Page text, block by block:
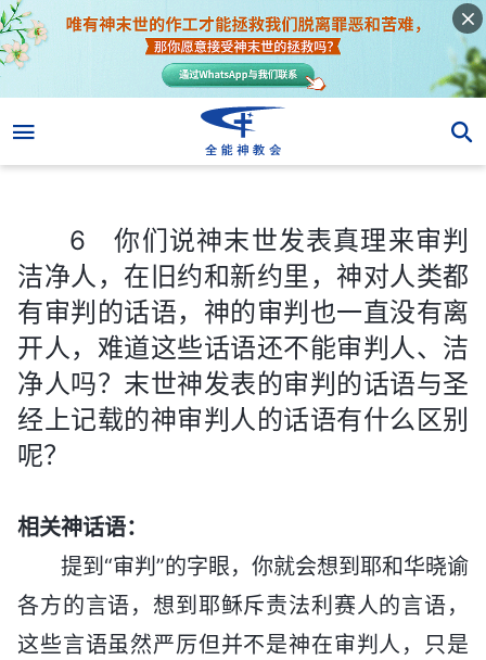
6 你们说神末世发表真理来审判
洁净人，在旧约和新约里，神对人类都
有审判的话语，神的审判也一直没有离
开人，难道这些话语还不能审判人、洁
净人吗？末世神发表的审判的话语与圣
经上记载的神审判人的话语有什么区别
呢？
相关神话语：
提到“审判”的字眼，你就会想到耶和华晓谕
各方的言语，想到耶稣斥责法利赛人的言语，
这些言语虽然严厉但并不是神在审判人，只是